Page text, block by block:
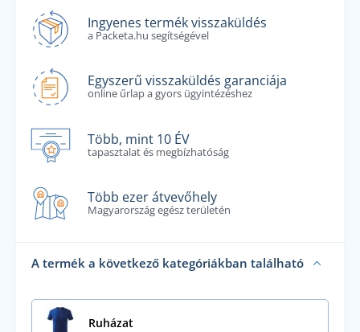
Ingyenes termék visszaküldés
a Packeta.hu segítségével
Egyszerű visszaküldés garanciája
online űrlap a gyors ügyintézéshez
Több, mint 10 ÉV
tapasztalat és megbízhatóság
Több ezer átvevőhely
Magyarország egész területén
A termék a következő kategóriákban található
Ruházat